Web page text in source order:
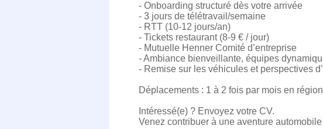
- Onboarding structuré dès votre arrivée
- 3 jours de télétravail/semaine
- RTT (10-12 jours/an)
- Tickets restaurant (8-9 € / jour)
- Mutuelle Henner Comité d’entreprise
- Ambiance bienveillante, équipes
- Remise sur les véhicules et perspectives
Déplacements : 1 à 2 fois par mois en
Intéressé(e) ? Envoyez votre CV.
Venez contribuer à une aventure